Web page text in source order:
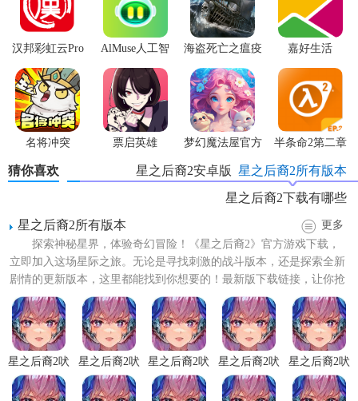
2. 策略战斗：结合回合制战斗系统，玩家需要合理安排角色
站位、释放技能，以取得战斗胜利。
的敌人和资源，等待玩家发现。
4. 社交互动：支持多人在线联机，玩家可以组建公会，共同
挑战BOSS，分享资源。
5. 剧情体验：完整的故事情节和丰富的任务系统，让玩家深
星之后裔2吠陀骑士官方版亮点
1. 精美画质：采用高清画质和流畅动画，打造沉浸式游戏体
验。
2. 原创音乐：由知名音乐制作人打造的原声音乐，增强游戏
氛围。
3. 丰富剧情：复杂且引人入胜的故事情节，让玩家沉浸在游
戏世界中。
汉邦彩虹云Pro
AlMuse人工智
能助手APP最新
版
海盗死亡之瘟疫 嘉好生活
名将冲突 票启英雄
梦幻魔法屋官方
版
半条命2第二章
猜你喜欢 星之后裔2所有版本
星之后裔2安卓版
星之后裔2下载有哪些
星之后裔2所有版本
更多
探索神秘星界，体验奇幻冒险！《星之后裔2》官方游戏下载，
立即加入这场星际之旅。无论是寻找刺激的战斗版本，还是探索全新
剧情的更新版本，这里都能找到你想要的！最新版下载链接，让你抢
先体验游戏最新特色与精彩...
星之后裔2吠
陀骑士免费
版
星之后裔2吠
陀骑士正式
版
星之后裔2吠
陀骑士官方
版
星之后裔2吠
陀骑士游戏
星之后裔2吠
陀骑士国际
服